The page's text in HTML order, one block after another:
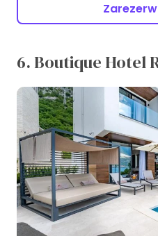
6. Boutique Hotel